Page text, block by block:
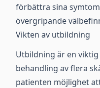
förbättra sina
övergripande
Vikten av utbildning
Utbildning är en
behandling av flera
patienten möjlighet